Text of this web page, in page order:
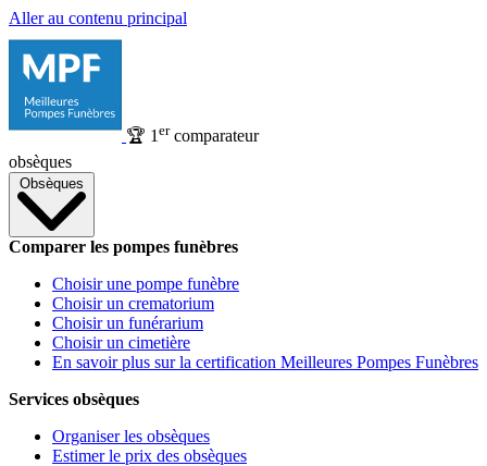
Aller au contenu principal
🏆 1 ercomparateur
obsèques
Obsèques
Comparer les pompes funèbres
Choisir une pompe funèbre
Choisir un crematorium
Choisir un funérarium
Choisir un cimetière
En savoir plus sur la certification Meilleures Pompes Funèbres
Services obsèques
Organiser les obsèques
Estimer le prix des obsèques